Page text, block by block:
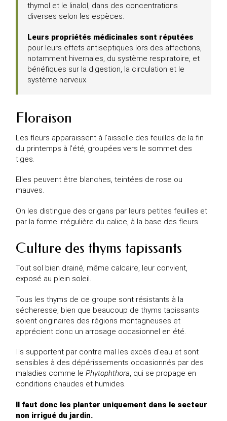
thymol et le linalol, dans des concentrations
diverses selon les espèces.
Leurs propriétés médicinales sont réputées
pour leurs effets antiseptiques lors des affections,
notamment hivernales, du système respiratoire, et
bénéfiques sur la digestion, la circulation et le
système nerveux.
Floraison
Les fleurs apparaissent à l'aisselle des feuilles de la fin
du printemps à l'été, groupées vers le sommet des
tiges.
Elles peuvent être blanches, teintées de rose ou
mauves.
On les distingue des origans par leurs petites feuilles et
par la forme irrégulière du calice, à la base des fleurs.
Culture des thyms tapissants
Tout sol bien drainé, même calcaire, leur convient,
exposé au plein soleil.
Tous les thyms de ce groupe sont résistants à la
sécheresse, bien que beaucoup de thyms tapissants
soient originaires des régions montagneuses et
apprécient donc un arrosage occasionnel en été.
Ils supportent par contre mal les excès d'eau et sont
sensibles à des dépérissements occasionnés par des
maladies comme le Phytophthora, qui se propage en
conditions chaudes et humides.
Il faut donc les planter uniquement dans le secteur
non irrigué du jardin.